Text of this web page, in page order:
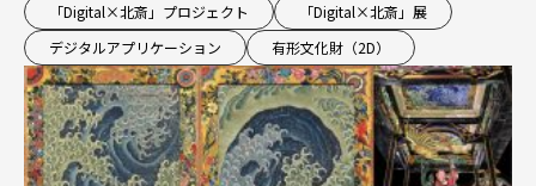
「Digital×北斎」プロジェクト
「Digital×北斎」展
デジタルアプリケーション
有形文化財（2D）